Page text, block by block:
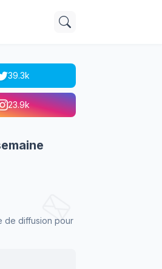
39.3k
23.9k
de diffusion pour